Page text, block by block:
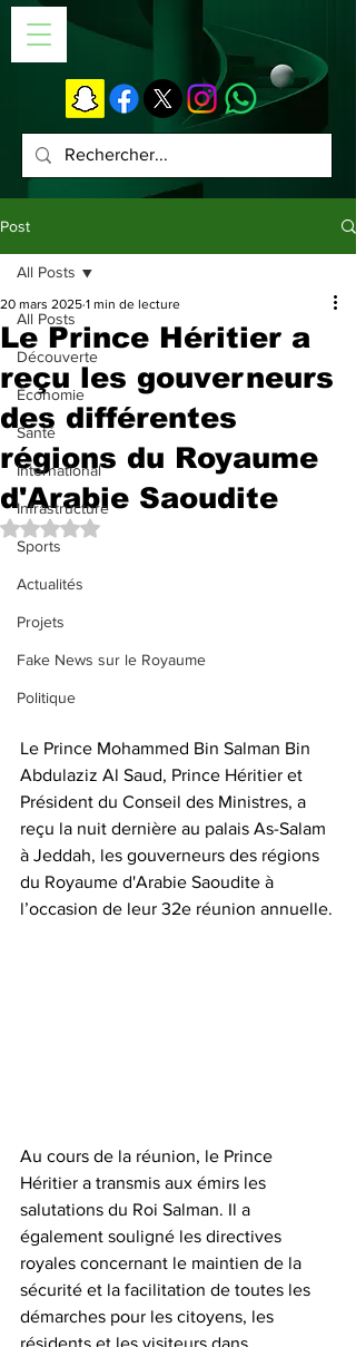
Post
All Posts
Découverte
Économie
Santé
International
Infrastructure
Sports
Actualités
Projets
Fake News sur le Royaume
Politique
All Posts
Le Prince Héritier a
reçu les gouverneurs
des différentes
régions du Royaume
d'Arabie Saoudite
20 mars 2025 1 min de lecture
Noté NaN étoiles sur 5.
Le Prince Mohammed Bin Salman Bin
Abdulaziz Al Saud, Prince Héritier et
Président du Conseil des Ministres, a
reçu la nuit dernière au palais As-Salam
à Jeddah, les gouverneurs des régions
du Royaume d'Arabie Saoudite à
l’occasion de leur 32e réunion annuelle.
Au cours de la réunion, le Prince
Héritier a transmis aux émirs les
salutations du Roi Salman. Il a
également souligné les directives
royales concernant le maintien de la
sécurité et la facilitation de toutes les
démarches pour les citoyens, les
résidents et les visiteurs dans